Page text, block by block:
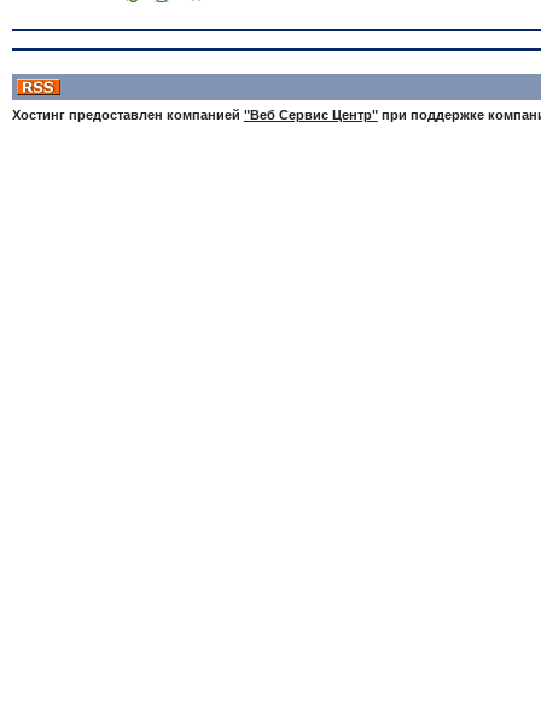
Хостинг предоставлен компанией "Веб Сервис Центр"при поддержке